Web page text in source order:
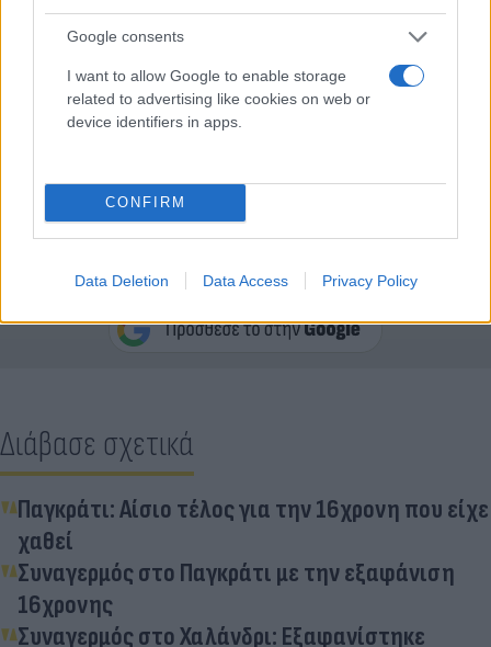
Google consents
I want to allow Google to enable storage
related to advertising like cookies on web or
device identifiers in apps.
CONFIRM
Data Deletion Data Access Privacy Policy
Κάνε κλικ και δες περισσότερο
Flash.grστην αναζήτηση τηςGoogle
Διάβασε σχετικά
Παγκράτι: Αίσιο τέλος για την 16χρονη που είχε
χαθεί
Συναγερμός στο Παγκράτι με την εξαφάνιση
16χρονης
Συναγερμός στο Χαλάνδρι: Εξαφανίστηκε